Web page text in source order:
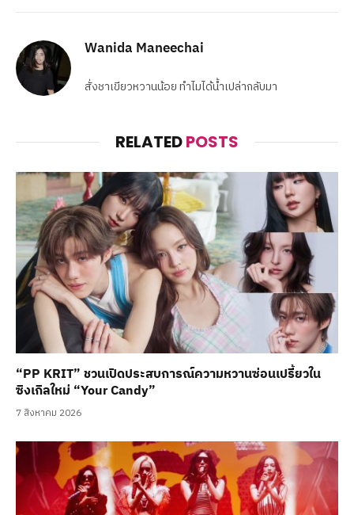
Wanida Maneechai
สั่งชาเขียวหวานน้อย ทำไมได้น้ำเปล่ากลับมา
RELATEDPOSTS
“PP KRIT” ชวนเปิดประสบการณ์ความหวานซ่อนเปรี้ยวใน
ซิงเกิลใหม่ “Your Candy”
7 สิงหาคม 2026